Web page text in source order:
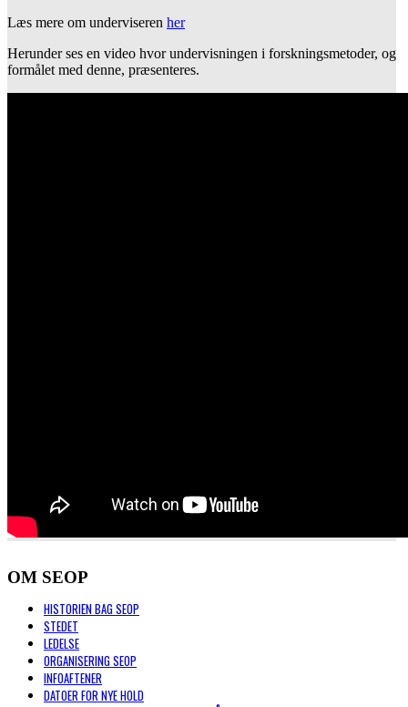
Læs mere om underviseren her
Herunder ses en video hvor undervisningen i forskningsmetoder, og
formålet med denne, præsenteres.
OM SEOP
HISTORIEN BAG SEOP
STEDET
LEDELSE
ORGANISERING SEOP
INFOAFTENER
DATOER FOR NYE HOLD